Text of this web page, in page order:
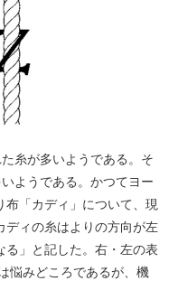
糸が多いようである。そ
ようである。かつてヨー
「カディ」について、現
ィの糸はよりの方向が左
」と記した。右・左の表
悩みどころであるが、機